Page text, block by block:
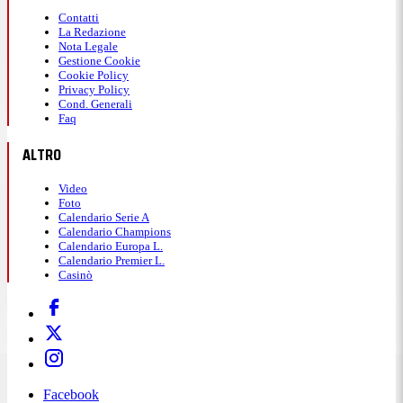
17:17
+++ Giro 71: si riparte! Antonelli
vola! +++
SI RIPARTE! Antonelli parte bene e vola via di
nuovo!
17:12
Piloti in pista per girare dietro la
Safety Car
Contatti
La Redazione
Nota Legale
Gestione Cookie
Cookie Policy
Privacy Policy
Cond. Generali
Faq
ALTRO
Video
Foto
Calendario Serie A
Calendario Champions
Calendario Europa L.
Calendario Premier L.
Casinò
Facebook